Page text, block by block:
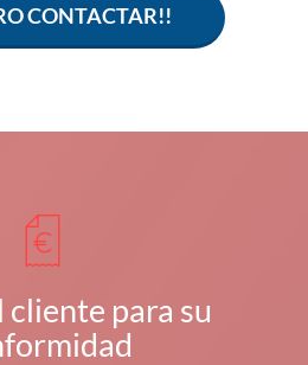
CONTACTAR!!
cliente para su